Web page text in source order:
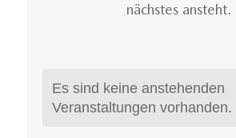
nächstes ansteht.
Es sind keine anstehenden
Veranstaltungen vorhanden.